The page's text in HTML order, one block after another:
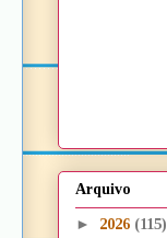
Arquivo
► 2026 (115)